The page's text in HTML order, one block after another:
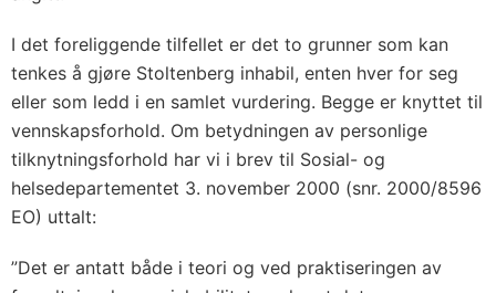
I det foreliggende tilfellet er det to grunner som kan
tenkes å gjøre Stoltenberg inhabil, enten hver for seg
eller som ledd i en samlet vurdering. Begge er knyttet til
vennskapsforhold. Om betydningen av personlige
tilknytningsforhold har vi i brev til Sosial- og
helsedepartementet 3. november 2000 (snr. 2000/8596
EO) uttalt:
”Det er antatt både i teori og ved praktiseringen av